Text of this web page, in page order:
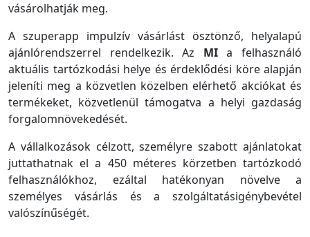
vásárolhatják meg.
A szuperapp impulzív vásárlást ösztönző, helyalapú
ajánlórendszerrel rendelkezik. Az MIa felhasználó
aktuális tartózkodási helye és érdeklődési köre alapján
jeleníti meg a közvetlen közelben elérhető akciókat és
termékeket, közvetlenül támogatva a helyi gazdaság
forgalomnövekedését.
A vállalkozások célzott, személyre szabott ajánlatokat
juttathatnak el a 450 méteres körzetben tartózkodó
felhasználókhoz, ezáltal hatékonyan növelve a
személyes vásárlás és a szolgáltatásigénybevétel
valószínűségét.